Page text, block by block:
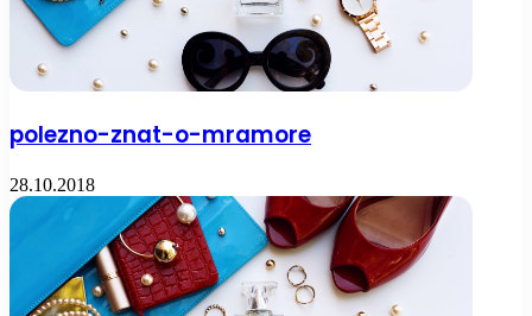
polezno-znat-o-mramore
28.10.2018